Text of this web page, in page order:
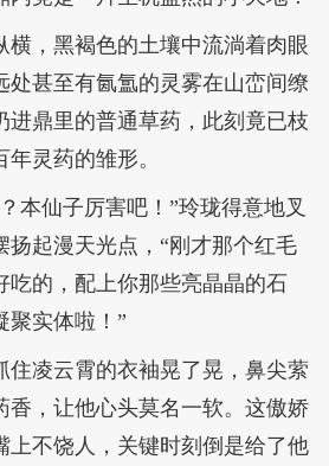
横，黑褐色的土壤中流淌着肉眼
处甚至有氤氲的灵雾在山峦间缭
进鼎里的普通草药，此刻竟已枝
灵药的雏形。
本仙子厉害吧！”玲珑得意地叉
扬起漫天光点，“刚才那个红毛
吃的，配上你那些亮晶晶的石
聚实体啦！”
住凌云霄的衣袖晃了晃，鼻尖萦
香，让他心头莫名一软。这傲娇
上不饶人，关键时刻倒是给了他